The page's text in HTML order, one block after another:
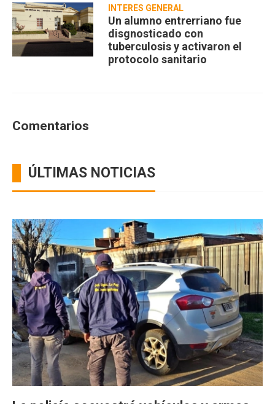
INTERÉS GENERAL
Un alumno entrerriano fue
disgnosticado con
tuberculosis y activaron el
protocolo sanitario
Comentarios
ÚLTIMAS NOTICIAS